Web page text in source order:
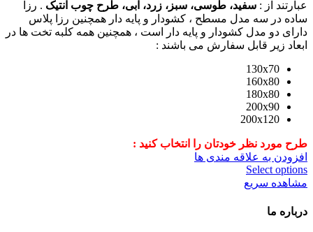
عبارتند از : سفید، طوسی، سبز، زرد، آبی، طرح چوب آنتیک . رزا
ساده در سه مدل مسطح ، کشودار و پایه دار همچنین رزا پلاس
دارای دو مدل کشودار و پایه دار است ، همچنین همه کلبه تخت ها در
ابعاد زیر قابل سفارش می باشند :
130x70
160x80
180x80
200x90
200x120
طرح مورد نظر خودتان را انتخاب کنید :
افزودن به علاقه مندی ها
Select options
مشاهده سریع
درباره ما